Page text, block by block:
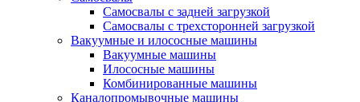
Самосвалы с задней загрузкой
Самосвалы с трехсторонней загрузкой
Вакуумные и илососные машины
Вакуумные машины
Илососные машины
Комбинированные машины
Каналопромывочные машины